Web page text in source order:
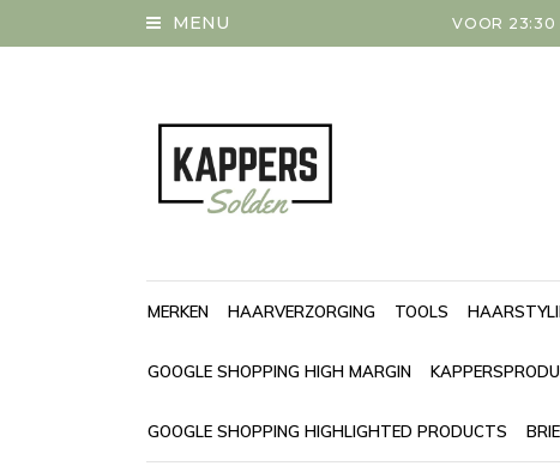
MENU VOOR 23:30
MERKEN HAARVERZORGING TOOLS
GOOGLE SHOPPING HIGH MARGIN
GOOGLE SHOPPING HIGHLIGHTED PRODUCTS